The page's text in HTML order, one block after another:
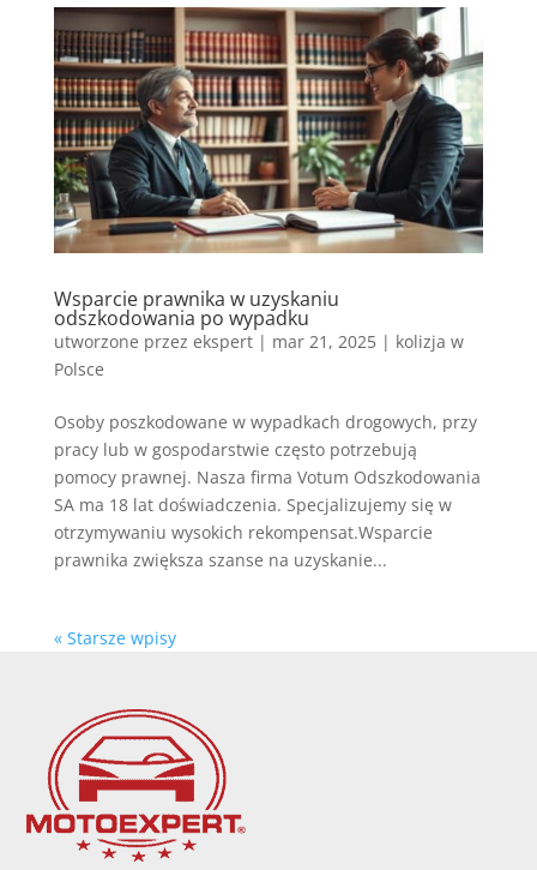
Wsparcie prawnika w uzyskaniu
odszkodowania po wypadku
utworzone przez ekspert| mar 21, 2025| kolizja w
Polsce
Osoby poszkodowane w wypadkach drogowych, przy
pracy lub w gospodarstwie często potrzebują
pomocy prawnej. Nasza firma Votum Odszkodowania
SA ma 18 lat doświadczenia. Specjalizujemy się w
otrzymywaniu wysokich rekompensat.Wsparcie
prawnika zwiększa szanse na uzyskanie...
« Starsze wpisy